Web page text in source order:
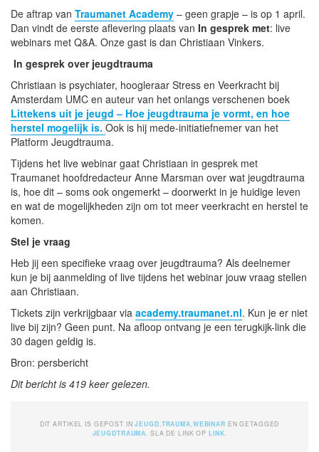
De aftrap van Traumanet Academy – geen grapje – is op 1 april.
Dan vindt de eerste aflevering plaats van In gesprek met: live
webinars met Q&A. Onze gast is dan Christiaan Vinkers.
In gesprek over jeugdtrauma
Christiaan is psychiater, hoogleraar Stress en Veerkracht bij
Amsterdam UMC en auteur van het onlangs verschenen boek
Littekens uit je jeugd – Hoe jeugdtrauma je vormt, en hoe
herstel mogelijk is. Ook is hij mede-initiatiefnemer van het
Platform Jeugdtrauma.
Tijdens het live webinar gaat Christiaan in gesprek met
Traumanet hoofdredacteur Anne Marsman over wat jeugdtrauma
is, hoe dit – soms ook ongemerkt – doorwerkt in je huidige leven
en wat de mogelijkheden zijn om tot meer veerkracht en herstel te
komen.
Stel je vraag
Heb jij een specifieke vraag over jeugdtrauma? Als deelnemer
kun je bij aanmelding of live tijdens het webinar jouw vraag stellen
aan Christiaan.
Tickets zijn verkrijgbaar via academy.traumanet.nl. Kun je er niet
live bij zijn? Geen punt. Na afloop ontvang je een terugkijk-link die
30 dagen geldig is.
Bron: persbericht
Dit bericht is 419 keer gelezen.
DIT ARTIKEL IS GEPOST INJEUGD TRAUMA WEBINAR EN GETAGGED
JEUGDTRAUMA . SLA DE LINK OP LINK